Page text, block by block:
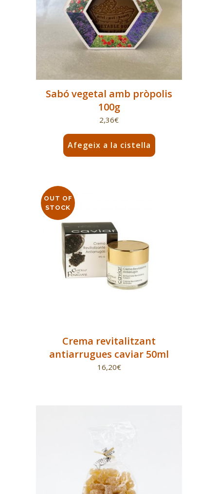
Sabó vegetal amb pròpolis
100g
2,36€
Afegeix a la cistella
Crema revitalitzant
antiarrugues caviar 50ml
16,20€
OUT OF
STOCK